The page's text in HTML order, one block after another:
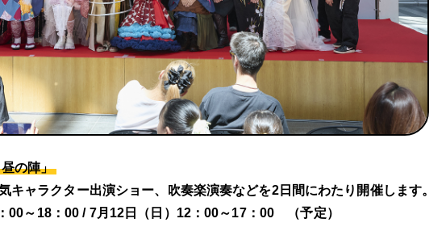
の陣」
キャラクター出演ショー、吹奏楽演奏などを2日間にわたり開催します。
00～18：00 / 7月12日（日）12：00～17：00 （予定）